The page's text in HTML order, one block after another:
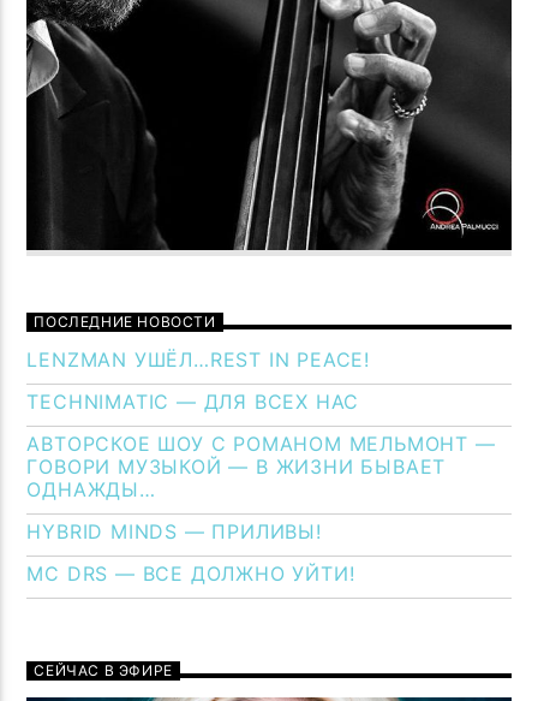
ПОСЛЕДНИЕ НОВОСТИ
LENZMAN УШЁЛ…REST IN PEACE!
TECHNIMATIC — ДЛЯ ВСЕХ НАС
АВТОРСКОЕ ШОУ С РОМАНОМ МЕЛЬМОНТ —
ГОВОРИ МУЗЫКОЙ — В ЖИЗНИ БЫВАЕТ
ОДНАЖДЫ…
HYBRID MINDS — ПРИЛИВЫ!
MC DRS — ВСЕ ДОЛЖНО УЙТИ!
СЕЙЧАС В ЭФИРЕ